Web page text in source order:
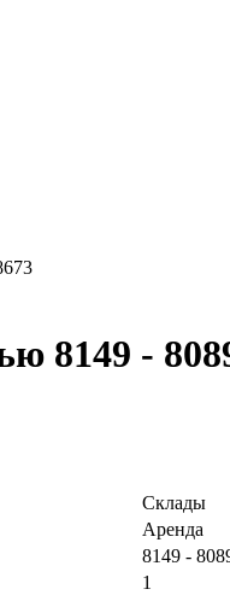
8149 -
Склады
Аренда
8149 -
1